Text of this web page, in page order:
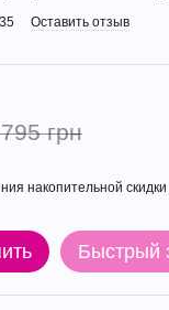
Оставить отзыв
грн
накопительной скидки
Быстрый